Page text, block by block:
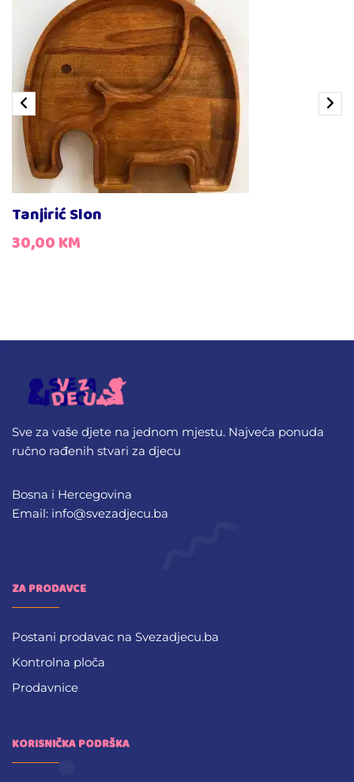
Drveni escajg za djevojčice 15,00KM
Drveni escajg za dječake 15,00KM
Tanjirić Slon
30,00KM
Sve za vaše djete na jednom mjestu. Najveća ponuda
ručno rađenih stvari za djecu
Bosna i Hercegovina
Email: info@svezadjecu.ba
ZA PRODAVCE
Postani prodavac na Svezadjecu.ba
Kontrolna ploča
Prodavnice
KORISNIČKA PODRŠKA